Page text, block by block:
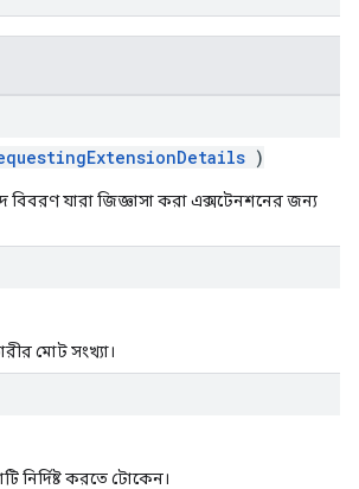
)
বিবরণ যারা জিজ্ঞাসা করা এক্সটেনশনের জন্য
মোট সংখ্যা।
নির্দিষ্ট করতে টোকেন।